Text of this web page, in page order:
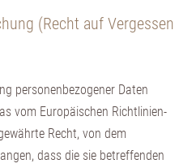
(Recht auf Vergessen
personenbezogener Daten
vom Europäischen Richtlinien-
Recht, von dem
dass die sie betreffenden